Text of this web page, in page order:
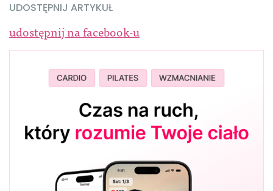
UDOSTĘPNIJ ARTYKUŁ
udostępnij na facebook-u